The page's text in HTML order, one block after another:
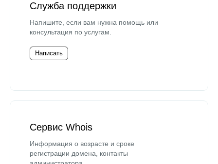
Служба поддержки
Напишите, если вам нужна помощь или
консультация по услугам.
Написать
Сервис Whois
Информация о возрасте и сроке
регистрации домена, контакты